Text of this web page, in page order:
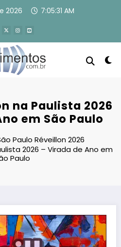
2026 7:05:32 AM
na Paulista 2026
em São Paulo
Paulo Réveillon 2026
2026 – Virada de Ano em
Paulo